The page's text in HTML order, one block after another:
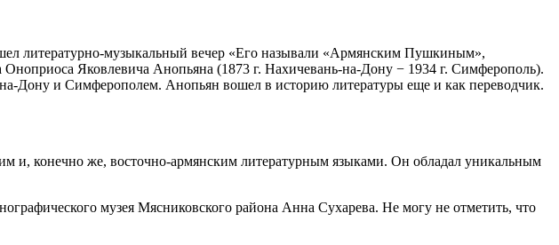
литературно-музыкальный вечер «Его называли «Армянским Пушкиным»,
Яковлевича Анопьяна (1873 г. Нахичевань-на-Дону − 1934 г. Симферополь).
Дону и Симферополем. Анопьян вошел в историю литературы еще и как переводчик.
и, конечно же, восточно-армянским литературным языками. Он обладал уникальным
музея Мясниковского района Анна Сухарева. Не могу не отметить, что